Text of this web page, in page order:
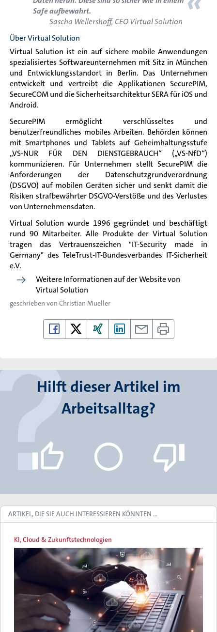
Safe aufbewahrt.
Sascha Wellershoff, CEO Virtual Solution
Über Virtual Solution
Virtual Solution ist ein auf sichere mobile Anwendungen
spezialisiertes Softwareunternehmen mit Sitz in München
und Entwicklungsstandort in Berlin. Das Unternehmen
entwickelt und vertreibt die Applikationen SecurePIM,
SecureCOM und die Sicherheitsarchitektur SERA für iOS und
Android.
SecurePIM ermöglicht verschlüsseltes und
benutzerfreundliches mobiles Arbeiten. Behörden können
mit Smartphones und Tablets auf Geheimhaltungsstufe
„VS-NUR FÜR DEN DIENSTGEBRAUCH“ („VS-NfD“)
kommunizieren. Für Unternehmen stellt SecurePIM die
Anforderungen der Datenschutzgrundverordnung
(DSGVO) auf mobilen Geräten sicher und senkt damit die
Risiken strafbewährter DSGVO-Verstöße und des Verlustes
von Unternehmensdaten.
Virtual Solution wurde 1996 gegründet und beschäftigt
rund 90 Mitarbeiter. Alle Produkte der Virtual Solution
tragen das Vertrauenszeichen "IT-Security made in
Germany" des TeleTrust-IT-Bundesverbandes IT-Sicherheit
e.V.
Weitere Informationen auf der Website von
Virtual Solution
geschrieben von Christian Mueller
Hilft dieser Artikel im
Arbeitsalltag?
ARTIKEL, DIE SIE AUCH INTERESSIEREN KÖNNTEN …
KI, Cloud & Zukunftstechnologien